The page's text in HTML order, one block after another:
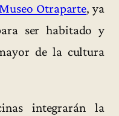
Otraparte, ya
ser habitado y
de la cultura
integrarán la